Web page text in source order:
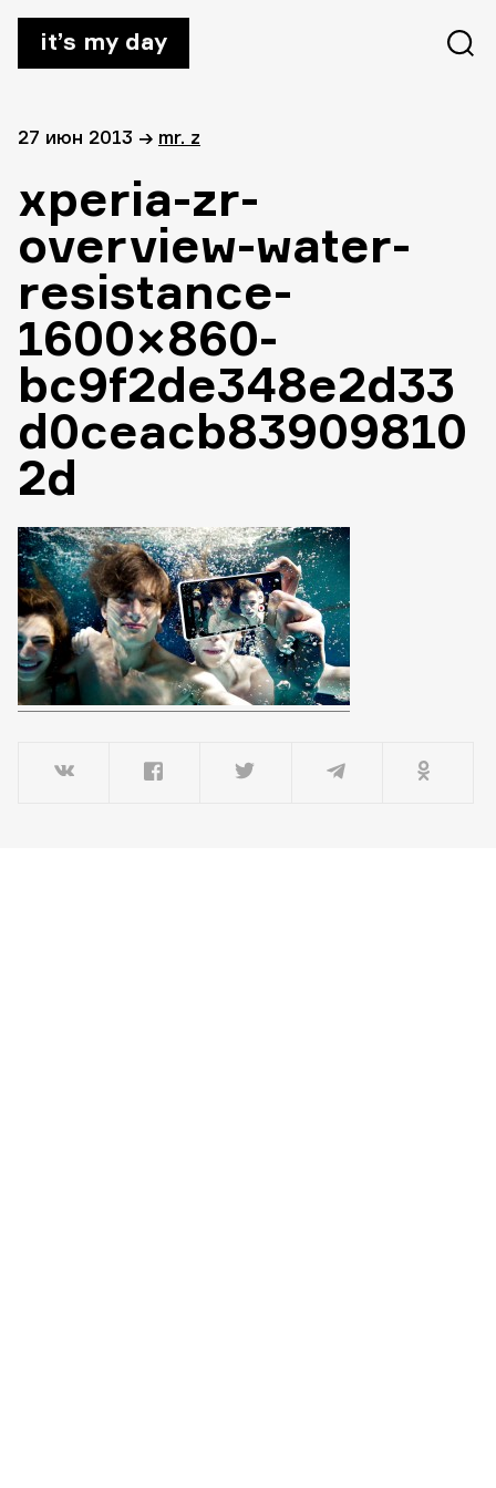
it’s my day
27 июн 2013 → mr. z
xperia-zr-
overview-water-
resistance-
1600×860-
bc9f2de348e2d33
d0ceacb83909810
2d